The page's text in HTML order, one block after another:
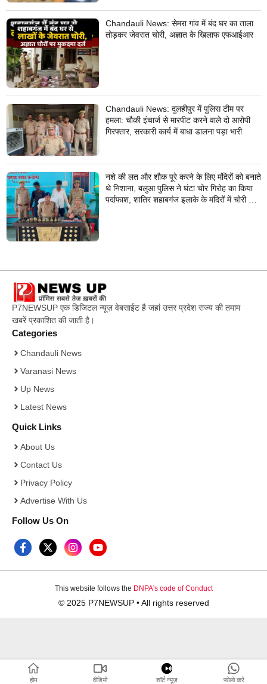
Chandauli News: सेमरा गांव में बंद घर का ताला
तोड़कर जेवरात चोरी, अज्ञात के खिलाफ एफआईआर
Chandauli News: दुलहीपुर में पुलिस टीम पर
हमला: चौकी इंचार्ज से मारपीट करने वाले दो आरोपी
गिरफ्तार, सरकारी कार्य में बाधा डालना पड़ा भारी
नशे की लत और शौक पूरे करने के लिए मंदिरों को बनाते
थे निशाना, बलुआ पुलिस ने घंटा चोर गिरोह का किया
पर्दाफाश, शातिर शहाबगंज इलाके के मंदिरों में चोरी की
P7NEWSUP एक डिजिटल न्यूज़ वेबसाईट है जहां उत्तर प्रदेश राज्य की तमाम
खबरें प्रकाशित की जाती है।
Categories
Chandauli News
Varanasi News
Up News
Latest News
Quick Links
About Us
Contact Us
Privacy Policy
Advertise With Us
Follow Us On
This website follows the DNPA's code of Conduct
© 2025 P7NEWSUP • All rights reserved
होम वीडियो शाॅर्ट न्यूज़ फोलो करें